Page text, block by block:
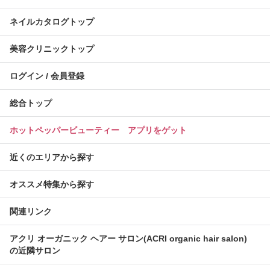
ネイルカタログトップ
美容クリニックトップ
ログイン / 会員登録
総合トップ
ホットペッパービューティー アプリをゲット
近くのエリアから探す
オススメ特集から探す
関連リンク
アクリ オーガニック ヘアー サロン(ACRI organic hair salon)
の近隣サロン